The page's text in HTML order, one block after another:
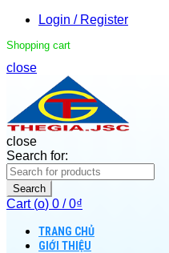
Login / Register
Shopping cart
close
close
Search for:
Search
Cart (o) 0 / 0₫
TRANG CHỦ
GIỚI THIỆU